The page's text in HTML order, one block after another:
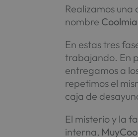
Realizamos
nombre
En estas tres
trabajando. En
entregamos a
repetimos el
caja de
El misterio y la
interna,